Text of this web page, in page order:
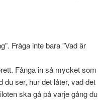
Fråga inte bara ”Vad är
Fånga in så mycket som
du ser, hur det låter, vad det
ska gå på varje gång du